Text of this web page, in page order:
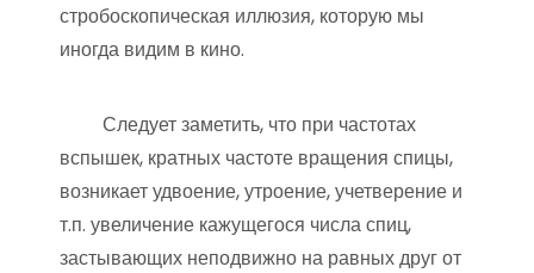
стробоскопическая иллюзия, которую мы
иногда видим в кино.
Следует заметить, что при частотах
вспышек, кратных частоте вращения спицы,
возникает удвоение, утроение, учетверение и
т.п. увеличение кажущегося числа спиц,
застывающих неподвижно на равных друг от